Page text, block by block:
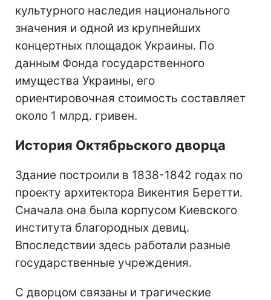
культурного наследия национального
значения и одной из крупнейших
концертных площадок Украины. По
данным Фонда государственного
имущества Украины, его
ориентировочная стоимость составляет
около 1 млрд. гривен.
История Октябрьского дворца
Здание построили в 1838-1842 годах по
проекту архитектора Викентия Беретти.
Сначала она была корпусом Киевского
института благородных девиц.
Впоследствии здесь работали разные
государственные учреждения.
С дворцом связаны и трагические